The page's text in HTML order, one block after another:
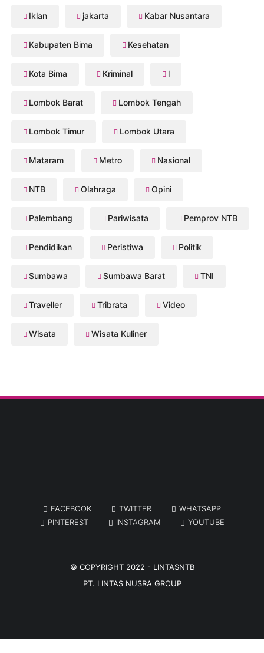
Iklan jakarta Kabar Nusantara
Kabupaten Bima Kesehatan
Kota Bima Kriminal l
Lombok Barat Lombok Tengah
Lombok Timur Lombok Utara
Mataram Metro Nasional
NTB Olahraga Opini
Palembang Pariwisata Pemprov NTB
Pendidikan Peristiwa Politik
Sumbawa Sumbawa Barat TNI
Traveller Tribrata Video
Wisata Wisata Kuliner
FACEBOOK TWITTER
WHATSAPP
PINTEREST
INSTAGRAM YOUTUBE
© COPYRIGHT 2022 - LINTASNTB
PT. LINTAS NUSRA GROUP